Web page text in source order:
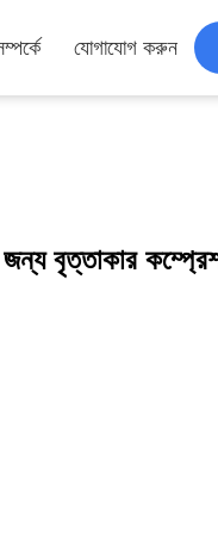
যোগাযোগ করুন
বৃত্তাকার